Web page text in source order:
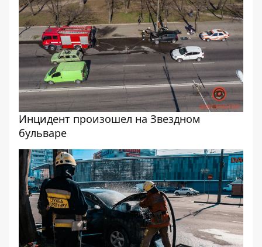
Инцидент произошел на Звездном
бульваре